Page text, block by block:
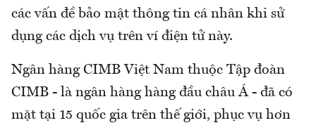
các vấn đề bảo mật thông tin cá nhân khi sử
dụng các dịch vụ trên ví điện tử này.
Ngân hàng CIMB Việt Nam thuộc Tập đoàn
CIMB - là ngân hàng hàng đầu châu Á - đã có
mặt tại 15 quốc gia trên thế giới, phục vụ hơn